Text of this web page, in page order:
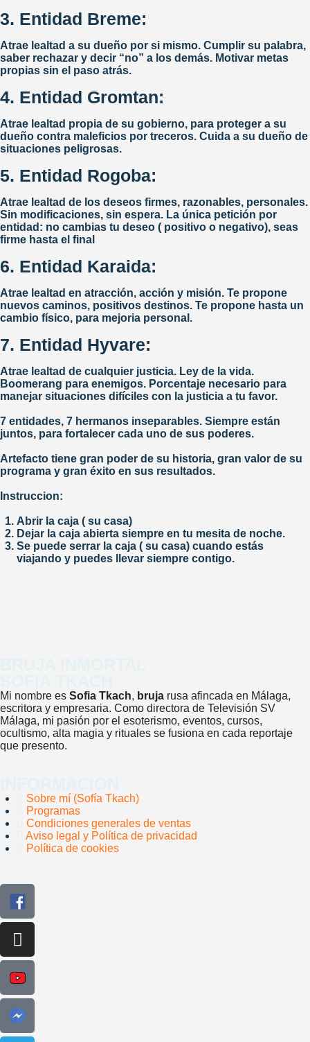
3. Entidad Breme:
Atrae lealtad a su dueño por si mismo. Cumplir su palabra,
saber rechazar y decir “no” a los demás. Motivar metas
propias sin el paso atrás.
4. Entidad Gromtan:
Atrae lealtad propia de su gobierno, para proteger a su
dueño contra maleficios por treceros. Cuida a su dueño de
situaciones peligrosas.
5. Entidad Rogoba:
Atrae lealtad de los deseos firmes, razonables, personales.
Sin modificaciones, sin espera. La única petición por
entidad: no cambias tu deseo ( positivo o negativo), seas
firme hasta el final
6. Entidad Karaida:
Atrae lealtad en atracción, acción y misión. Te propone
nuevos caminos, positivos destinos. Te propone hasta un
cambio físico, para mejoria personal.
7. Entidad Hyvare:
Atrae lealtad de cualquier justicia. Ley de la vida.
Boomerang para enemigos. Porcentaje necesario para
manejar situaciones difíciles con la justicia a tu favor.
7 entidades, 7 hermanos inseparables. Siempre están
juntos, para fortalecer cada uno de sus poderes.
Artefacto tiene gran poder de su historia, gran valor de su
programa y gran éxito en sus resultados.
Instruccion:
Abrir la caja ( su casa)
Dejar la caja abierta siempre en tu mesita de noche.
Se puede serrar la caja ( su casa) cuando estás
viajando y puedes llevar siempre contigo.
Mi nombre es Sofia Tkach, bruja rusa afincada en Málaga,
escritora y empresaria. Como directora de Televisión SV
Málaga, mi pasión por el esoterismo, eventos, cursos,
ocultismo, alta magia y rituales se fusiona en cada reportaje
que presento.
Sobre mí (Sofía Tkach)
Programas
Condiciones generales de ventas
Aviso legal y Política de privacidad
Política de cookies
Si quieres recibir la información
más nueva y relevante dejanos
tu correo electrónico
NOMBRE *
EMAIL*
He leido y acepto la
ENVIAR